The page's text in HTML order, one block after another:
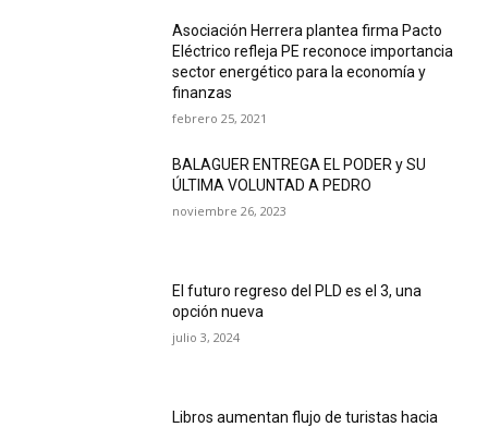
Asociación Herrera plantea firma Pacto
Eléctrico refleja PE reconoce importancia
sector energético para la economía y
finanzas
febrero 25, 2021
BALAGUER ENTREGA EL PODER y SU
ÚLTIMA VOLUNTAD A PEDRO
noviembre 26, 2023
El futuro regreso del PLD es el 3, una
opción nueva
julio 3, 2024
Libros aumentan flujo de turistas hacia